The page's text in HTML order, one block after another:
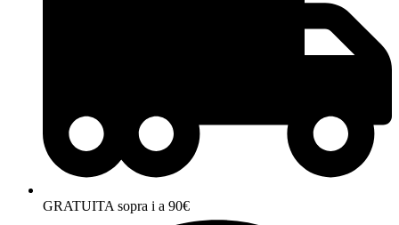
GRATUITA sopra i a 90€